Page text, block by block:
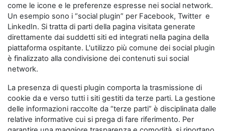
come le icone e le preferenze espresse nei social network.
Un esempio sono i “social plugin” per Facebook, Twitter e
LinkedIn. Si tratta di parti della pagina visitata generate
direttamente dai suddetti siti ed integrati nella pagina della
piattaforma ospitante. L'utilizzo più comune dei social plugin
è finalizzato alla condivisione dei contenuti sui social
network.
La presenza di questi plugin comporta la trasmissione di
cookie da e verso tutti i siti gestiti da terze parti. La gestione
delle informazioni raccolte da “terze parti” è disciplinata dalle
relative informative cui si prega di fare riferimento. Per